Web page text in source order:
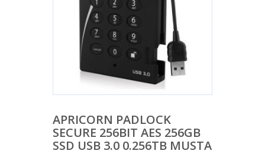
APRICORN PADLOCK
SECURE 256BIT AES 256GB
SSD USB 3.0 0.256TB MUSTA